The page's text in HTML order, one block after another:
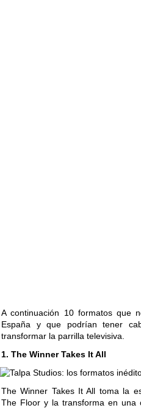
A continuación 10 formatos que
España y que podrían tener
transformar la parrilla televisiva.
1. The Winner Takes It All
The Winner Takes It All toma la
The Floor y la transforma en una